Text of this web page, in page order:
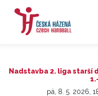
Nadstavba 2. liga starší
pá, 8. 5. 2026,